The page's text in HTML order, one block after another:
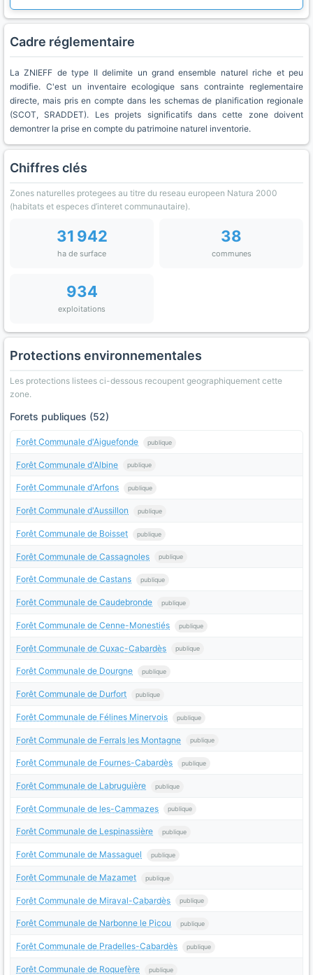
Cadre réglementaire
La ZNIEFF de type II delimite un grand ensemble naturel riche et peu
modifie. C'est un inventaire ecologique sans contrainte reglementaire
directe, mais pris en compte dans les schemas de planification regionale
(SCOT, SRADDET). Les projets significatifs dans cette zone doivent
demontrer la prise en compte du patrimoine naturel inventorie.
Chiffres clés
Zones naturelles protegees au titre du reseau europeen Natura 2000
(habitats et especes d’interet communautaire).
31 942
ha de surface
38
communes
934
exploitations
Protections environnementales
Les protections listees ci-dessous recoupent geographiquement cette
zone.
Forets publiques (52)
Forêt Communale d'Aiguefonde publique
Forêt Communale d'Albine publique
Forêt Communale d'Arfons publique
Forêt Communale d'Aussillon publique
Forêt Communale de Boisset publique
Forêt Communale de Cassagnoles publique
Forêt Communale de Castans publique
Forêt Communale de Caudebronde publique
Forêt Communale de Cenne-Monestiés publique
Forêt Communale de Cuxac-Cabardès publique
Forêt Communale de Dourgne publique
Forêt Communale de Durfort publique
Forêt Communale de Félines Minervois publique
Forêt Communale de Ferrals les Montagne publique
Forêt Communale de Fournes-Cabardès publique
Forêt Communale de Labruguière publique
Forêt Communale de les-Cammazes publique
Forêt Communale de Lespinassière publique
Forêt Communale de Massaguel publique
Forêt Communale de Mazamet publique
Forêt Communale de Miraval-Cabardès publique
Forêt Communale de Narbonne le Picou publique
Forêt Communale de Pradelles-Cabardès publique
Forêt Communale de Roquefère publique